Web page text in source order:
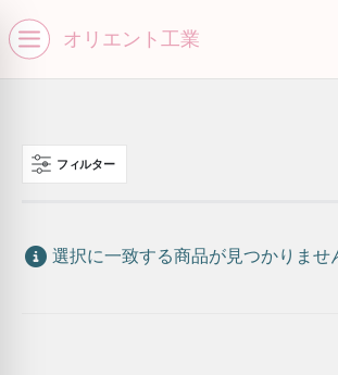
Open menuオリエント工業
menu
フィルター
選択に一致する商品が見つかりませ